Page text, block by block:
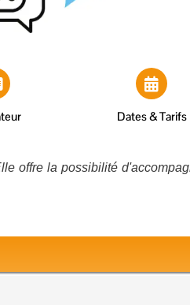
Dates & Tarifs
offre la possibilité